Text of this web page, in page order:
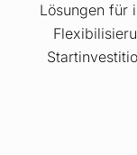
Lösungen für